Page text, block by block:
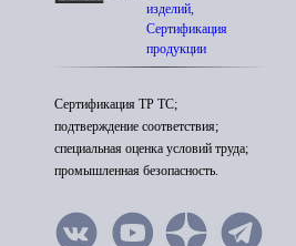
изделий,
Сертификация
продукции
Сертификация ТР ТС;
подтверждение соответствия;
специальная оценка условий труда;
промышленная безопасность.